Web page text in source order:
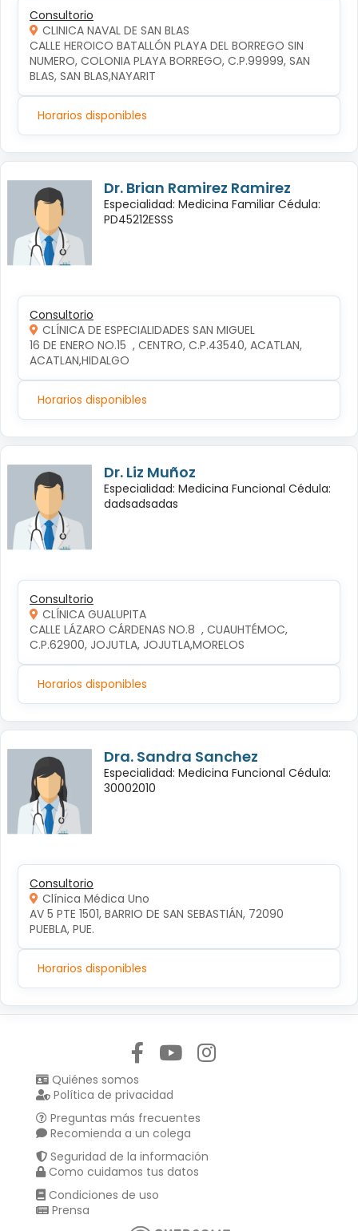
Consultorio
CLINICA NAVAL DE SAN BLAS
CALLE HEROICO BATALLÓN PLAYA DEL BORREGO SIN
NUMERO, COLONIA PLAYA BORREGO, C.P.99999, SAN
BLAS, SAN BLAS,NAYARIT
Horarios disponibles
Dr. Brian Ramirez Ramirez
Especialidad: Medicina Familiar Cédula:
PD45212ESSS
Consultorio
CLÍNICA DE ESPECIALIDADES SAN MIGUEL
16 DE ENERO NO.15  , CENTRO, C.P.43540, ACATLAN,
ACATLAN,HIDALGO
Horarios disponibles
Dr. Liz Muñoz
Especialidad: Medicina Funcional Cédula:
dadsadsadas
Consultorio
CLÍNICA GUALUPITA
CALLE LÁZARO CÁRDENAS NO.8  , CUAUHTÉMOC,
C.P.62900, JOJUTLA, JOJUTLA,MORELOS
Horarios disponibles
Dra. Sandra Sanchez
Especialidad: Medicina Funcional Cédula:
30002010
Consultorio
Clínica Médica Uno
AV 5 PTE 1501, BARRIO DE SAN SEBASTIÁN, 72090
PUEBLA, PUE.
Horarios disponibles
Quiénes somos
Política de privacidad
Preguntas más frecuentes
Recomienda a un colega
Seguridad de la información
Como cuidamos tus datos
Condiciones de uso
Prensa